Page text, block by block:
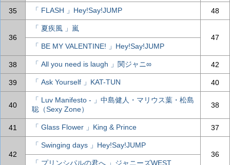
35 「 FLASH 」Hey!Say!JUMP 48
36
「 夏疾風 」嵐
47
「 BE MY VALENTINE! 」Hey!Say!JUMP
38 「 All you need is laugh 」関ジャニ∞ 42
39 「 Ask Yourself 」KAT-TUN 40
40
「 Luv Manifesto - 」中島健人・マリウス葉・松島
聡（Sexy Zone）
38
41 「 Glass Flower 」King & Prince 37
42
「 Swinging days 」Hey!Say!JUMP
36
「 プリンシパルの君へ 」ジャニーズWEST